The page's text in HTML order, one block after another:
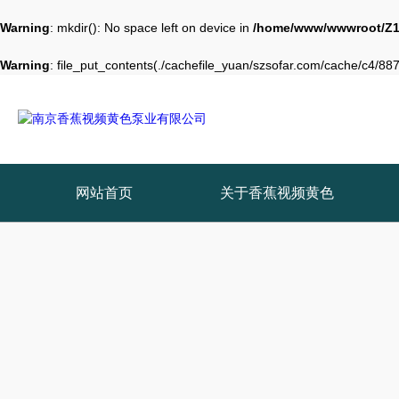
Warning: mkdir(): No space left on device in /home/www/wwwroot/
Warning: file_put_contents(./cachefile_yuan/szsofar.com/cache/c4/
网站首页 关于香蕉视频黄色